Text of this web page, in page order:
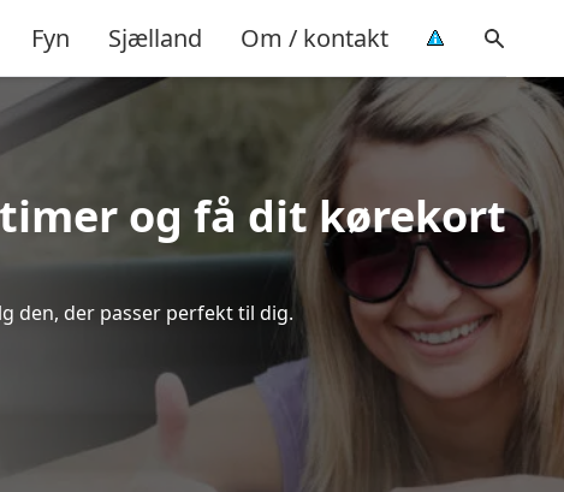
Fyn Sjælland Om / kontakt
og få dit kørekort
den, der passer perfekt til dig.